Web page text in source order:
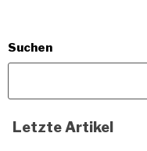
Suchen
Letzte Artikel